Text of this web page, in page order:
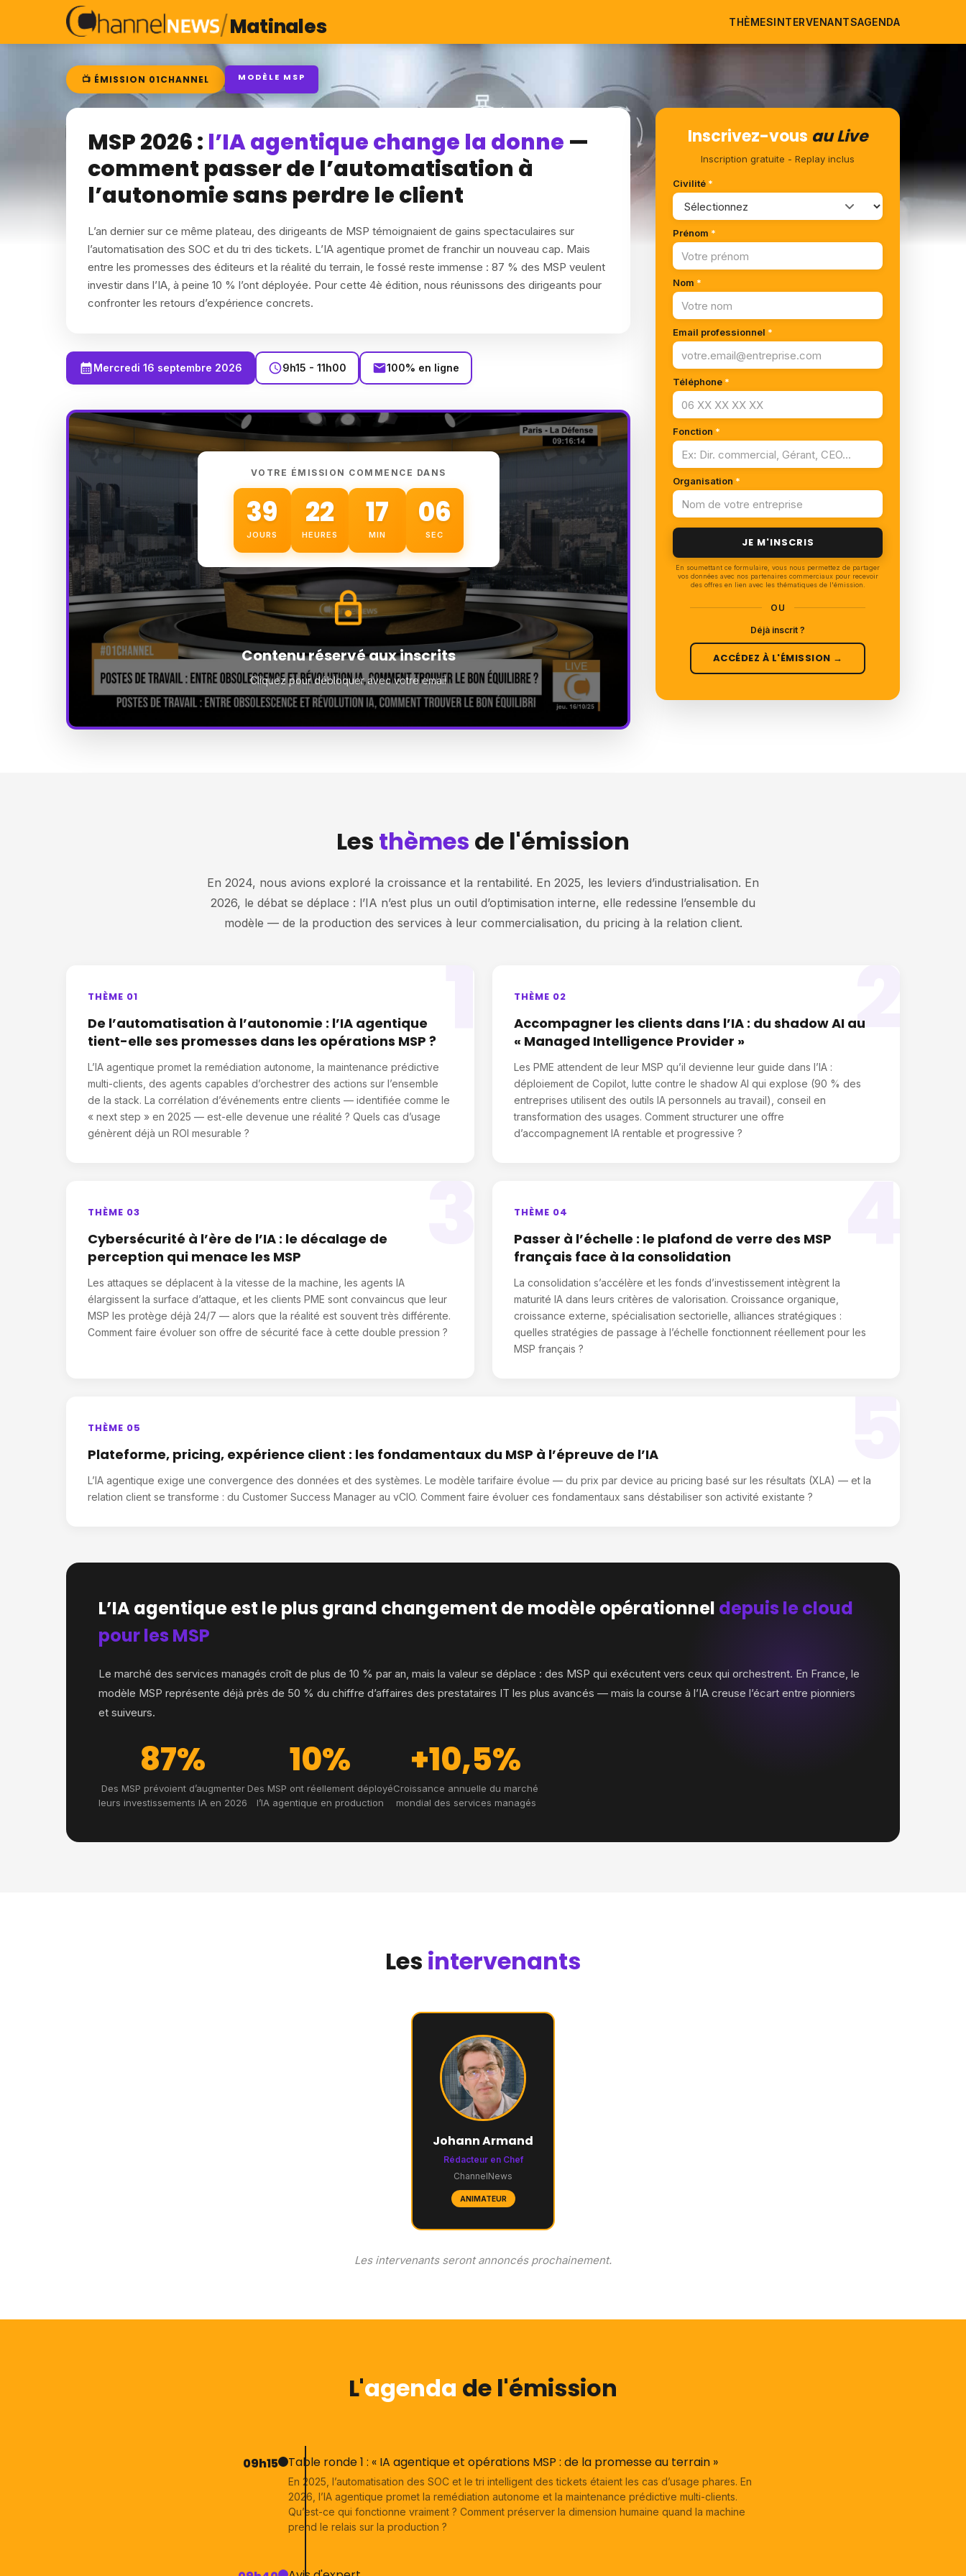
/Matinales THÈMESINTERVENANTSAGENDA
📺 ÉMISSION 01CHANNEL MODÈLE MSP
MSP 2026 : l’IA agentique change la donne —
comment passer de l’automatisation à
l’autonomie sans perdre le client
L’an dernier sur ce même plateau, des dirigeants de MSP témoignaient de gains spectaculaires sur
l’automatisation des SOC et du tri des tickets. L’IA agentique promet de franchir un nouveau cap. Mais
entre les promesses des éditeurs et la réalité du terrain, le fossé reste immense : 87 % des MSP veulent
investir dans l’IA, à peine 10 % l’ont déployée. Pour cette 4è édition, nous réunissons des dirigeants pour
confronter les retours d’expérience concrets.
Mercredi 16 septembre 2026 9h15 - 11h00 100% en ligne
VOTRE ÉMISSION COMMENCE DANS
39
JOURS
22
HEURES
17
MIN
05
SEC
Contenu réservé aux inscrits
Cliquez pour débloquer avec votre email
Inscrivez-vous au Live
Inscription gratuite - Replay inclus
Civilité *
Prénom *
Nom *
Email professionnel *
Téléphone *
Fonction *
Organisation *
JE M'INSCRIS
En soumettant ce formulaire, vous nous permettez de partager
vos données avec nos partenaires commerciaux pour recevoir
des offres en lien avec les thématiques de l'émission.
OU
Déjà inscrit ?
ACCÉDEZ À L'ÉMISSION →
Les thèmes de l'émission
En 2024, nous avions exploré la croissance et la rentabilité. En 2025, les leviers d’industrialisation. En
2026, le débat se déplace : l’IA n’est plus un outil d’optimisation interne, elle redessine l’ensemble du
modèle — de la production des services à leur commercialisation, du pricing à la relation client.
THÈME 01
De l’automatisation à l’autonomie : l’IA agentique
tient-elle ses promesses dans les opérations MSP ?
L’IA agentique promet la remédiation autonome, la maintenance prédictive
multi-clients, des agents capables d’orchestrer des actions sur l’ensemble
de la stack. La corrélation d’événements entre clients — identifiée comme le
« next step » en 2025 — est-elle devenue une réalité ? Quels cas d’usage
génèrent déjà un ROI mesurable ?
2
THÈME 02
Accompagner les clients dans l’IA : du shadow AI au
« Managed Intelligence Provider »
Les PME attendent de leur MSP qu’il devienne leur guide dans l’IA :
déploiement de Copilot, lutte contre le shadow AI qui explose (90 % des
entreprises utilisent des outils IA personnels au travail), conseil en
transformation des usages. Comment structurer une offre
d’accompagnement IA rentable et progressive ?
THÈME 03
Cybersécurité à l’ère de l’IA : le décalage de
perception qui menace les MSP
Les attaques se déplacent à la vitesse de la machine, les agents IA
élargissent la surface d’attaque, et les clients PME sont convaincus que leur
MSP les protège déjà 24/7 — alors que la réalité est souvent très différente.
Comment faire évoluer son offre de sécurité face à cette double pression ?
THÈME 04
Passer à l’échelle : le plafond de verre des MSP
français face à la consolidation
La consolidation s’accélère et les fonds d’investissement intègrent la
maturité IA dans leurs critères de valorisation. Croissance organique,
croissance externe, spécialisation sectorielle, alliances stratégiques :
quelles stratégies de passage à l’échelle fonctionnent réellement pour les
MSP français ?
THÈME 05
Plateforme, pricing, expérience client : les fondamentaux du MSP à l’épreuve de l’IA
L’IA agentique exige une convergence des données et des systèmes. Le modèle tarifaire évolue — du prix par device au pricing basé sur les résultats (XLA) — et la
relation client se transforme : du Customer Success Manager au vCIO. Comment faire évoluer ces fondamentaux sans déstabiliser son activité existante ?
L’IA agentique est le plus grand changement de modèle opérationnel depuis le cloud
pour les MSP
Le marché des services managés croît de plus de 10 % par an, mais la valeur se déplace : des MSP qui exécutent vers ceux qui orchestrent. En France, le
modèle MSP représente déjà près de 50 % du chiffre d’affaires des prestataires IT les plus avancés — mais la course à l’IA creuse l’écart entre pionniers
et suiveurs.
87%
Des MSP prévoient d’augmenter
leurs investissements IA en 2026
10%
Des MSP ont réellement déployé
l’IA agentique en production
+10,5%
Croissance annuelle du marché
mondial des services managés
Les intervenants
Johann Armand
Rédacteur en Chef
ChannelNews
ANIMATEUR
Les intervenants seront annoncés prochainement.
L'agenda de l'émission
09h15 Table ronde 1 : « IA agentique et opérations MSP : de la promesse au terrain »
En 2025, l’automatisation des SOC et le tri intelligent des tickets étaient les cas d’usage phares. En
2026, l’IA agentique promet la remédiation autonome et la maintenance prédictive multi-clients.
Qu’est-ce qui fonctionne vraiment ? Comment préserver la dimension humaine quand la machine
prend le relais sur la production ?